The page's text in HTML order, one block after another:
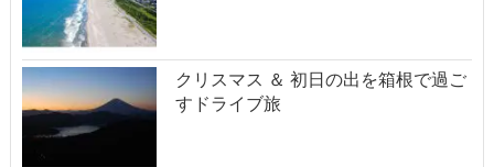
クリスマス ＆ 初日の出を箱根で過ご
すドライブ旅